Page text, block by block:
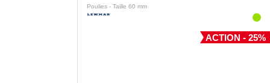
Poulies - Taille 60 mm
ACTION - 25%